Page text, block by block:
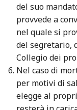
del suo
provvede a
nel quale si
del segretario,
Collegio dei
Nel caso di
per motivi di
elegge al